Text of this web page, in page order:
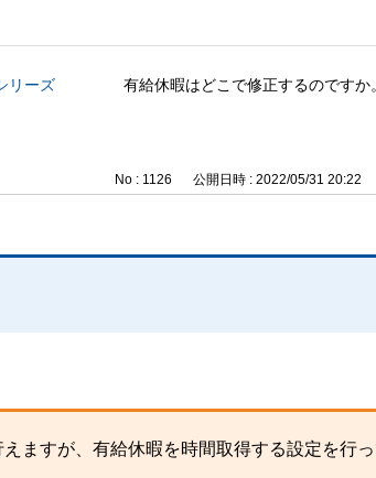
リーズ 有給休暇はどこで修正するのですか。
No : 1126 公開日時 : 2022/05/31 20:22
ますが、有給休暇を時間取得する設定を行